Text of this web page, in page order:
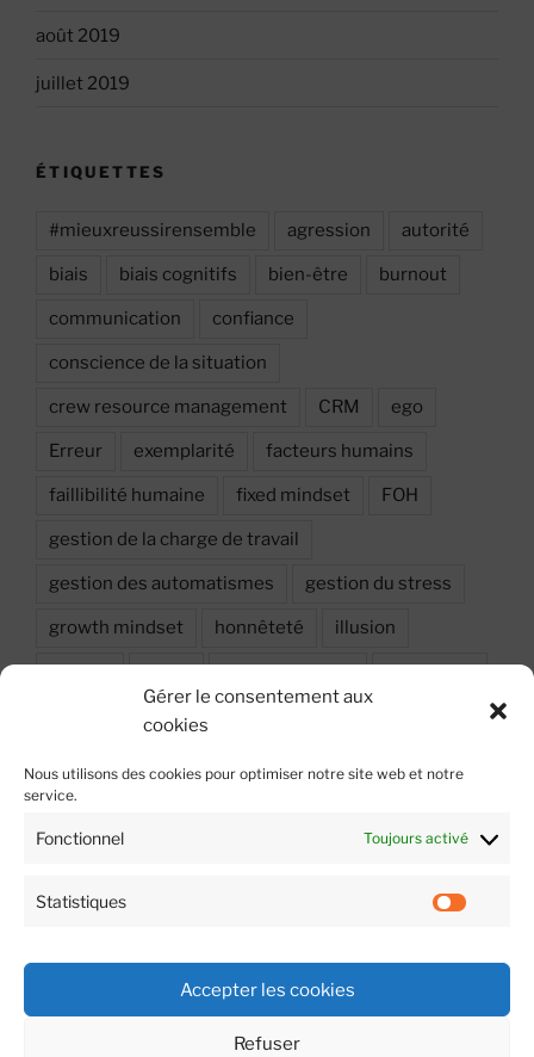
Gérer le consentement aux
cookies
Nous utilisons des cookies pour optimiser notre site web et notre
service.
Fonctionnel Toujours activé
Statistiques
Accepter les cookies
Refuser
août 2019
juillet 2019
ÉTIQUETTES
#mieuxreussirensemble agression autorité
biais biais cognitifs bien-être burnout
communication confiance
conscience de la situation
crew resource management CRM ego
Erreur exemplarité facteurs humains
faillibilité humaine fixed mindset FOH
gestion de la charge de travail
gestion des automatismes gestion du stress
growth mindset honnêteté illusion
inclusif injure investissement leadership
Leadership situationnel
prise de décision
respect sécurité
sécurité psychologique